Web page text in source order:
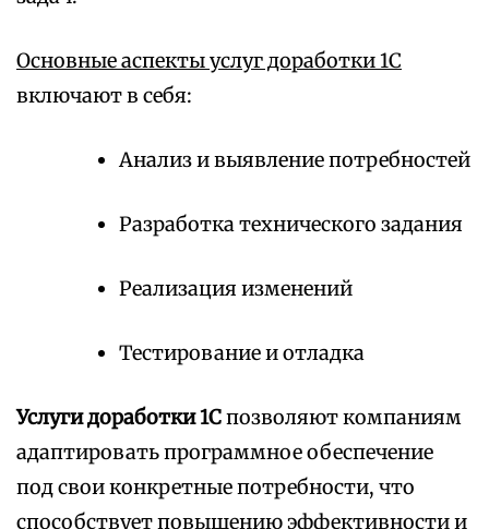
Основные аспекты услуг доработки 1С
включают в себя:
Анализ и выявление потребностей
Разработка технического задания
Реализация изменений
Тестирование и отладка
Услуги доработки 1Спозволяют компаниям
адаптировать программное обеспечение
под свои конкретные потребности, что
способствует повышению эффективности и